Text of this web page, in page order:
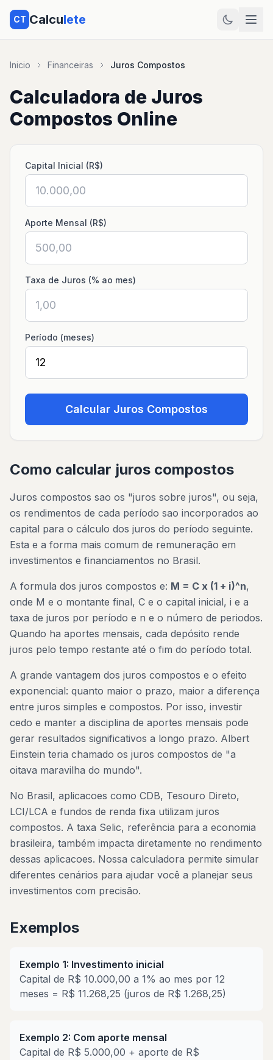
CT Calculete
Inicio Financeiras Juros Compostos
Calculadora de Juros
Compostos Online
Capital Inicial (R$)
Aporte Mensal (R$)
Taxa de Juros (% ao mes)
Período (meses)
Calcular Juros Compostos
Como calcular juros compostos
Juros compostos sao os "juros sobre juros", ou seja,
os rendimentos de cada período sao incorporados ao
capital para o cálculo dos juros do período seguinte.
Esta e a forma mais comum de remuneração em
investimentos e financiamentos no Brasil.
A formula dos juros compostos e: M = C x (1 + i)^n,
onde M e o montante final, C e o capital inicial, i e a
taxa de juros por período e n e o número de periodos.
Quando ha aportes mensais, cada depósito rende
juros pelo tempo restante até o fim do período total.
A grande vantagem dos juros compostos e o efeito
exponencial: quanto maior o prazo, maior a diferença
entre juros simples e compostos. Por isso, investir
cedo e manter a disciplina de aportes mensais pode
gerar resultados significativos a longo prazo. Albert
Einstein teria chamado os juros compostos de "a
oitava maravilha do mundo".
No Brasil, aplicacoes como CDB, Tesouro Direto,
LCI/LCA e fundos de renda fixa utilizam juros
compostos. A taxa Selic, referência para a economia
brasileira, também impacta diretamente no rendimento
dessas aplicacoes. Nossa calculadora permite simular
diferentes cenários para ajudar você a planejar seus
investimentos com precisão.
Exemplos
Exemplo 1: Investimento inicial
Capital de R$ 10.000,00 a 1% ao mes por 12
meses = R$ 11.268,25 (juros de R$ 1.268,25)
Exemplo 2: Com aporte mensal
Capital de R$ 5.000,00 + aporte de R$